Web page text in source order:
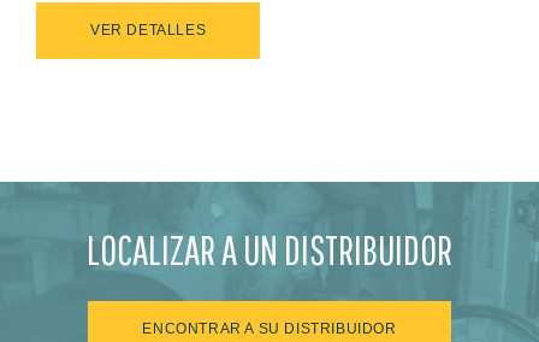
VER DETALLES
LOCALIZAR A UN DISTRIBUIDOR
ENCONTRAR A SU DISTRIBUIDOR